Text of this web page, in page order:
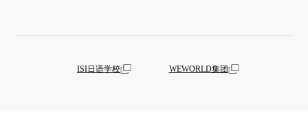
ISI日语学校 WEWORLD集团